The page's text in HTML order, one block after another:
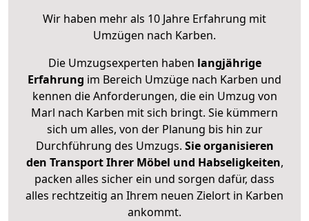
Wir haben mehr als 10 Jahre Erfahrung mit
Umzügen nach Karben.
Die Umzugsexperten haben langjährige
Erfahrung im Bereich Umzüge nach Karben und
kennen die Anforderungen, die ein Umzug von
Marl nach Karben mit sich bringt. Sie kümmern
sich um alles, von der Planung bis hin zur
Durchführung des Umzugs. Sie organisieren
den Transport Ihrer Möbel und Habseligkeiten,
packen alles sicher ein und sorgen dafür, dass
alles rechtzeitig an Ihrem neuen Zielort in Karben
ankommt.